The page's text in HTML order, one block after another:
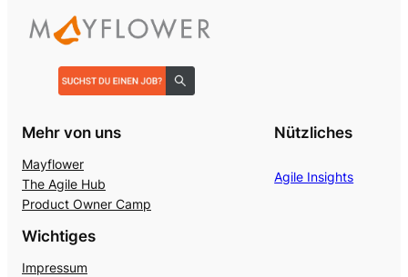
Mehr von uns
Mayflower
The Agile Hub
Product Owner Camp
Nützliches
Agile Insights
Wichtiges
Impressum